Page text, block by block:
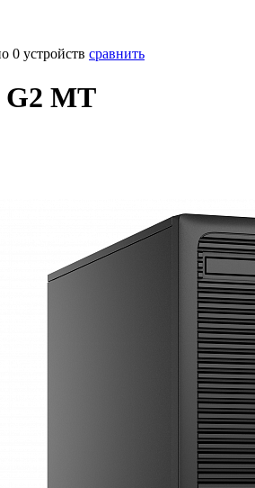
0 устройств сравнить
MT